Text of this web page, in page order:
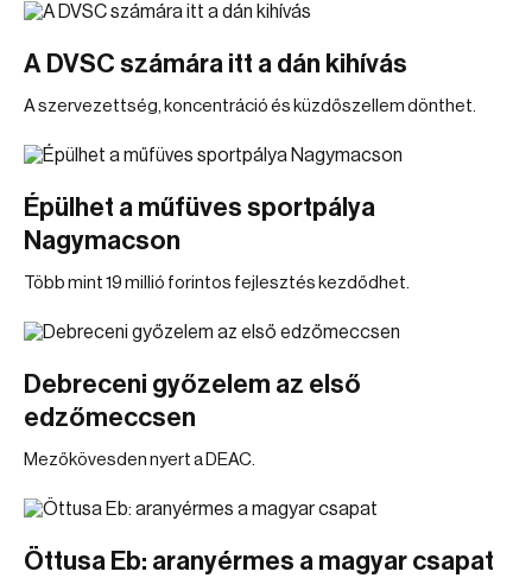
A DVSC számára itt a dán kihívás
A szervezettség, koncentráció és küzdőszellem dönthet.
Épülhet a műfüves sportpálya
Nagymacson
Több mint 19 millió forintos fejlesztés kezdődhet.
Debreceni győzelem az első
edzőmeccsen
Mezőkövesden nyert a DEAC.
Öttusa Eb: aranyérmes a magyar csapat